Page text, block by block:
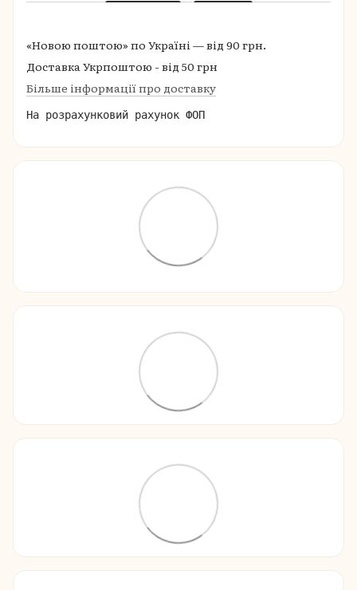
«Новою поштою» по Україні — від 90 грн.
Доставка Укрпоштою - від 50 грн
Більше інформації про доставку
На розрахунковий рахунок ФОП